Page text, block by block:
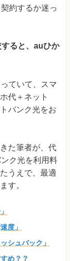
約するか迷っ
ると、auひか
ていて、スマ
代＋ネット
バンク光をお
た筆者が、代
ク光を利用料
うえで、最適
す。
度」
シュバック」
め？？